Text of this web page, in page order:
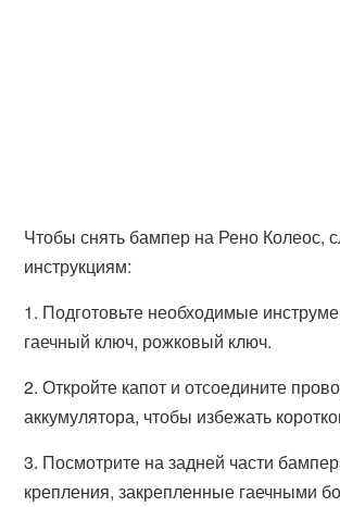
Чтобы снять бампер на Рено Колеос,
инструкциям:
1. Подготовьте необходимые
гаечный ключ, рожковый ключ.
2. Откройте капот и отсоедините
аккумулятора, чтобы избежать
3. Посмотрите на задней части
крепления, закрепленные гаечными